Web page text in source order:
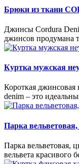
Брюки из ткани
Джинсы Cordura
джинсов продумана
Куртка мужская
Короткая
denim – это
Парка
Парка вельветовая,
вельвета красивого